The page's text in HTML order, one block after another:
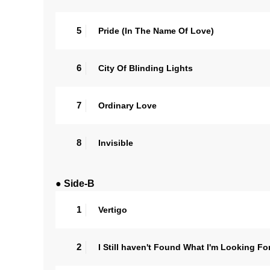
5 Pride (In The Name Of Love)
6 City Of Blinding Lights
7 Ordinary Love
8 Invisible
● Side-B
1 Vertigo
2 I Still haven't Found What I'm Looking